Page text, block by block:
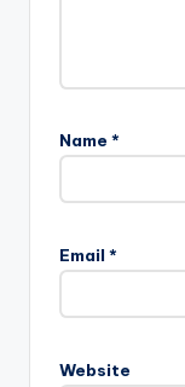
Name *
Email *
Website